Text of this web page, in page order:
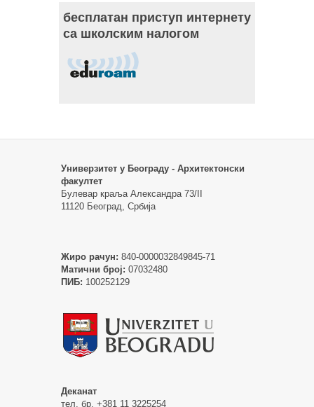
бесплатан приступ интернету
са школским налогом
Универзитет у Београду - Архитектонски
факултет
Булевар краља Александра 73/II
11120 Београд, Србија
Жиро рачун: 840-0000032849845-71
Матични број: 07032480
ПИБ: 100252129
Деканат
тел. бр. +381 11 3225254